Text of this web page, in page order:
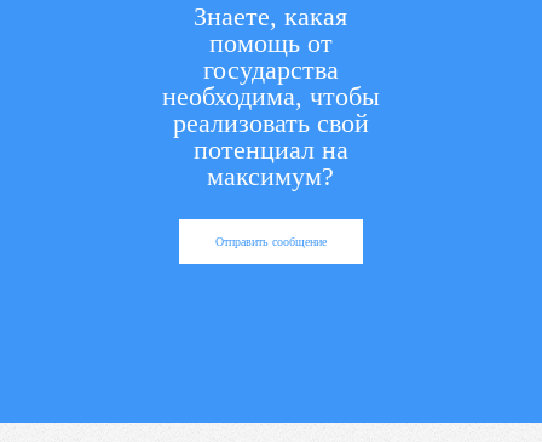
Знаете, какая
помощь от
государства
необходима, чтобы
реализовать свой
потенциал на
максимум?
Отправить сообщение